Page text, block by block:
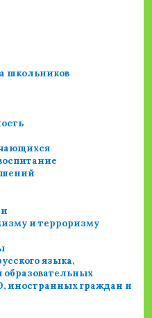
школьников
и терроризму
языка,
образовательных
иностранных граждан и